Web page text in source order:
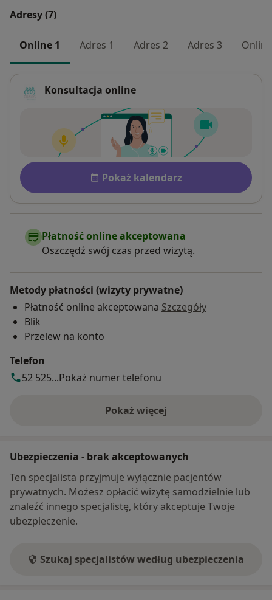
Adresy (7)
Online 1 Adres 1 Adres 2 Adres 3
Konsultacja online
Dostępność
Pokaż kalendarz
Płatność online akceptowana
Oszczędź swój czas przed wizytą.
Metody płatności (wizyty prywatne)
Płatność online akceptowana Szczegóły
Blik
Przelew na konto
Telefon
52 525...Pokaż numer telefonu
Pokaż więcej
o adresie
Ubezpieczenia - brak akceptowanych
Ten specjalista przyjmuje wyłącznie pacjentów
prywatnych. Możesz opłacić wizytę samodzielnie lub
znaleźć innego specjalistę, który akceptuje Twoje
ubezpieczenie.
Szukaj specjalistów według ubezpieczenia